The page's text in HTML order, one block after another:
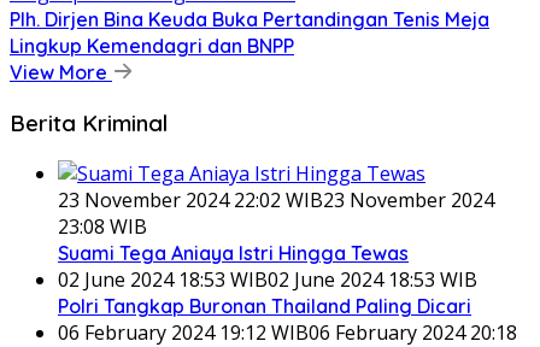
Plh. Dirjen Bina Keuda Buka Pertandingan Tenis Meja
Lingkup Kemendagri dan BNPP
View More
Berita Kriminal
23 November 2024 22:02 WIB23 November 2024
23:08 WIB
Suami Tega Aniaya Istri Hingga Tewas
02 June 2024 18:53 WIB02 June 2024 18:53 WIB
Polri Tangkap Buronan Thailand Paling Dicari
06 February 2024 19:12 WIB06 February 2024 20:18